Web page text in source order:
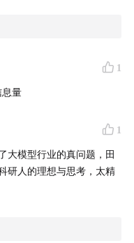
大公司的话术，顶尖AI
1
息量
1
大模型行业的真问题，田
研人的理想与思考，太精